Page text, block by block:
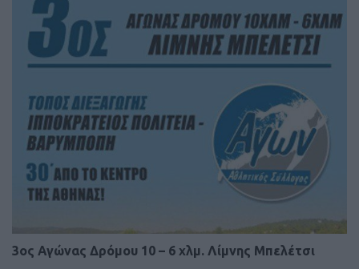
3ος Αγώνας Δρόμου 10 – 6 χλμ. Λίμνης Μπελέτσι